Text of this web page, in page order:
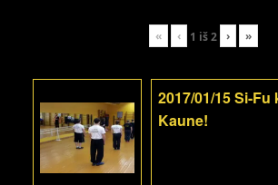
« ‹ 1 iš2 › »
2017/01/15 Si-Fu
Kaune!